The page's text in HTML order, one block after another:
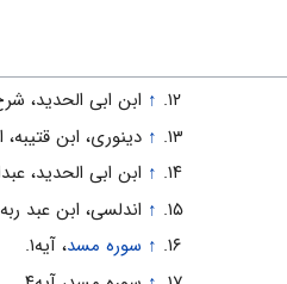
↑ ابن ابی الحدید، شرح
↑ دینوری، ابن قتیبه،
↑ ابن ابی الحدید،
↑ اندلسی، ابن عبد ربه،
↑ سوره مسد، آیه۱.